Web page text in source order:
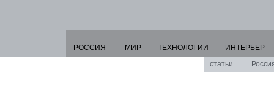
РОССИЯ МИР ТЕХНОЛОГИИ
ИНТЕРЬЕР
статьи